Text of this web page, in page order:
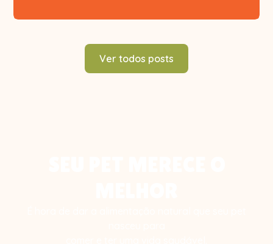
Ver todos posts